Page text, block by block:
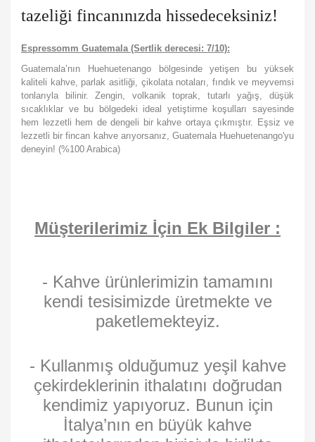
tazeliği fincanınızda hissedeceksiniz!
Espressomm Guatemala (Sertlik derecesi: 7/10):
Guatemala’nın Huehuetenango bölgesinde yetişen bu yüksek
kaliteli kahve, parlak asitliği, çikolata notaları, fındık ve meyvemsi
tonlarıyla bilinir. Zengin, volkanik toprak, tutarlı yağış, düşük
sıcaklıklar ve bu bölgedeki ideal yetiştirme koşulları sayesinde
hem lezzetli hem de dengeli bir kahve ortaya çıkmıştır. Eşsiz ve
lezzetli bir fincan kahve arıyorsanız, Guatemala Huehuetenango'yu
deneyin! (%100 Arabica)
Müşterilerimiz İçin Ek Bilgiler :
- Kahve ürünlerimizin tamamını
kendi tesisimizde üretmekte ve
paketlemekteyiz.
- Kullanmış olduğumuz yeşil kahve
çekirdeklerinin ithalatını doğrudan
kendimiz yapıyoruz. Bunun için
İtalya’nın en büyük kahve